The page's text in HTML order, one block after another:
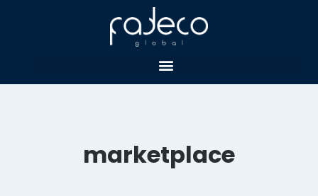
marketplace